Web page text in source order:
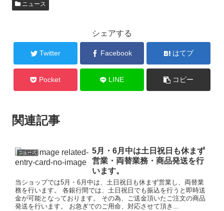
ニュース
シェアする
Twitter Facebook はてブ
Pocket LINE コピー
関連記事
ニュース
5月・6月中は土日祝日も休まず
営業・両替業務・商品発送を行
います。
当ショップでは5月・6月中は、土日祝日も休まず営業し、両替業
務を行います。 各銀行間では、土日祝日でも振込を行うと即時送
金が可能となっております。 その為、ご送金頂いたご注文の商品
発送を行います。 お急ぎでのご用命、対応させて頂き...